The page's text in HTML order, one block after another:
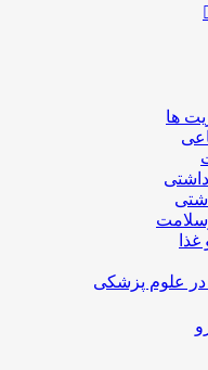
ها
در علوم پزشکی